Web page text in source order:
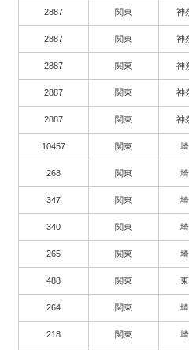
2887 関東 神
2887 関東 神
2887 関東 神
2887 関東 神
2887 関東 神
10457 関東
268 関東
347 関東
340 関東
265 関東
488 関東
264 関東
218 関東